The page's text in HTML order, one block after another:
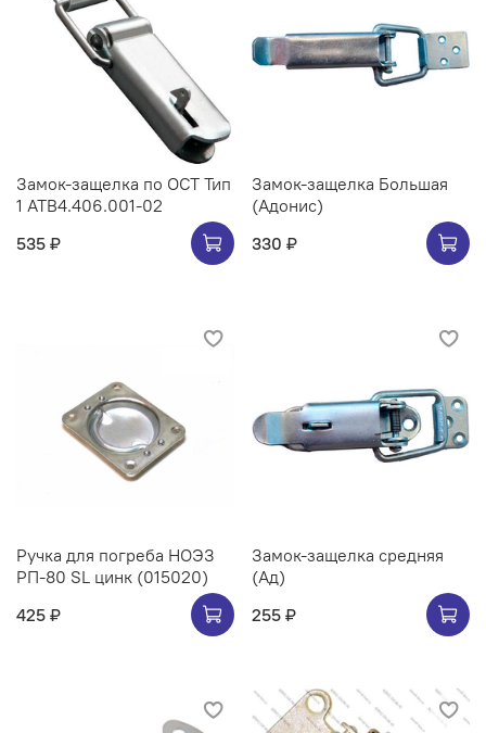
Замок-защелка по ОСТ Тип
1 АТВ4.406.001-02
535 ₽
Замок-защелка Большая
(Адонис)
330 ₽
Ручка для погреба НОЭЗ
РП-80 SL цинк (015020)
425 ₽
Замок-защелка средняя
(Ад)
255 ₽